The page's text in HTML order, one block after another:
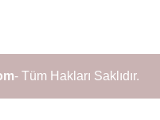
- Tüm Hakları Saklıdır.